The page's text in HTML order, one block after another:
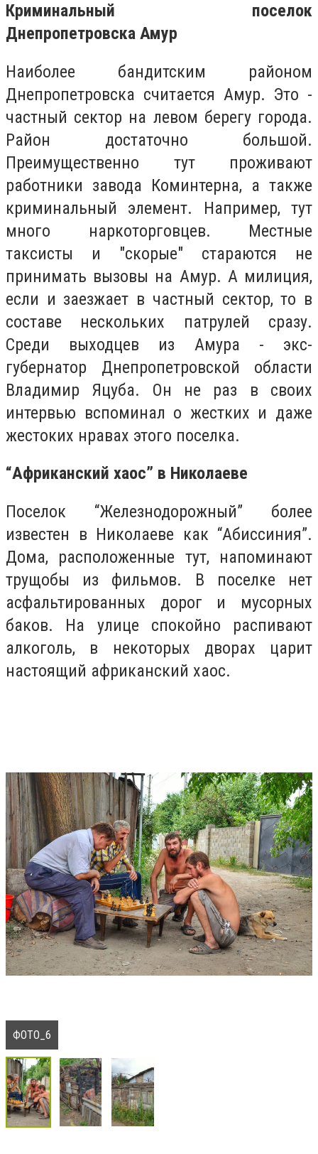
Криминальный поселок
Днепропетровска Амур
Наиболее бандитским районом
Днепропетровска считается Амур. Это -
частный сектор на левом берегу города.
Район достаточно большой.
Преимущественно тут проживают
работники завода Коминтерна, а также
криминальный элемент. Например, тут
много наркоторговцев. Местные
таксисты и "скорые" стараются не
принимать вызовы на Амур. А милиция,
если и заезжает в частный сектор, то в
составе нескольких патрулей сразу.
Среди выходцев из Амура - экс-
губернатор Днепропетровской области
Владимир Яцуба. Он не раз в своих
интервью вспоминал о жестких и даже
жестоких нравах этого поселка.
“Африканский хаос” в Николаеве
Поселок “Железнодорожный” более
известен в Николаеве как “Абиссиния”.
Дома, расположенные тут, напоминают
трущобы из фильмов. В поселке нет
асфальтированных дорог и мусорных
баков. На улице спокойно распивают
алкоголь, в некоторых дворах царит
настоящий африканский хаос.
ФОТО_6